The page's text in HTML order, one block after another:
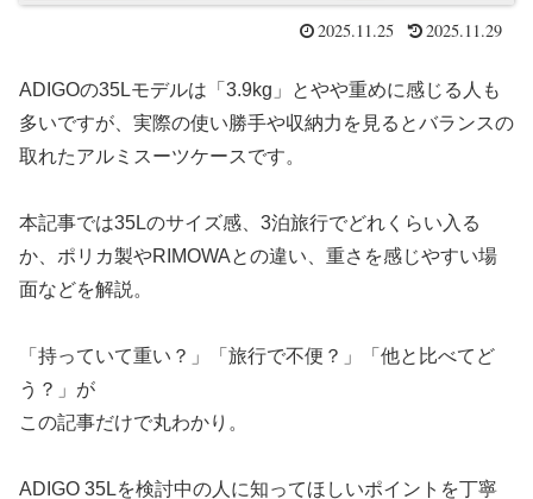
2025.11.25 2025.11.29
ADIGOの35Lモデルは「3.9kg」とやや重めに感じる人も
多いですが、実際の使い勝手や収納力を見るとバランスの
取れたアルミスーツケースです。
本記事では35Lのサイズ感、3泊旅行でどれくらい入る
か、ポリカ製やRIMOWAとの違い、重さを感じやすい場
面などを解説。
「持っていて重い？」「旅行で不便？」「他と比べてど
う？」が
この記事だけで丸わかり。
ADIGO 35Lを検討中の人に知ってほしいポイントを丁寧